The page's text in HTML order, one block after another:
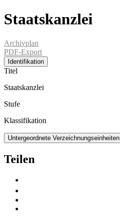
Staatskanzlei
Archivplan
PDF-Export
Identifikation
Titel
Staatskanzlei
Stufe
Klassifikation
Untergeordnete Verzeichnungseinheiten
Teilen